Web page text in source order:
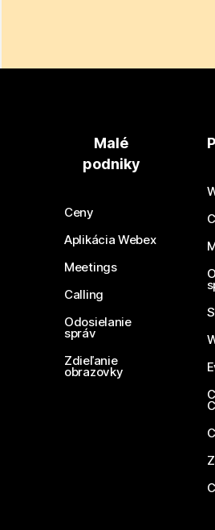
Malé
podniky
Ceny
Aplikácia Webex
Meetings
Calling
Odosielanie
správ
Zdieľanie
obrazovky